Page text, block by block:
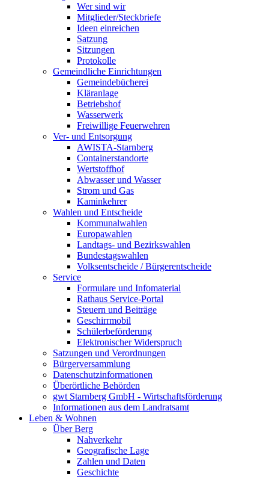
Wer sind wir
Mitglieder/Steckbriefe
Ideen einreichen
Satzung
Sitzungen
Protokolle
Gemeindliche Einrichtungen
Gemeindebücherei
Kläranlage
Betriebshof
Wasserwerk
Freiwillige Feuerwehren
Ver- und Entsorgung
AWISTA-Starnberg
Containerstandorte
Wertstoffhof
Abwasser und Wasser
Strom und Gas
Kaminkehrer
Wahlen und Entscheide
Kommunalwahlen
Europawahlen
Landtags- und Bezirkswahlen
Bundestagswahlen
Volksentscheide / Bürgerentscheide
Service
Formulare und Infomaterial
Rathaus Service-Portal
Steuern und Beiträge
Geschirrmobil
Schülerbeförderung
Elektronischer Widerspruch
Satzungen und Verordnungen
Bürgerversammlung
Datenschutzinformationen
Überörtliche Behörden
gwt Starnberg GmbH - Wirtschaftsförderung
Informationen aus dem Landratsamt
Leben & Wohnen
Über Berg
Nahverkehr
Geografische Lage
Zahlen und Daten
Geschichte